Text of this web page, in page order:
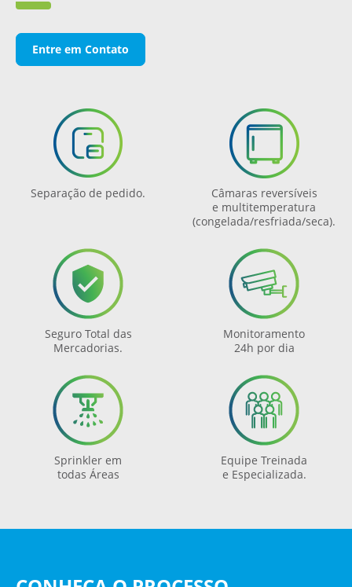
Entre em Contato
Separação de pedido.
Câmaras reversíveis
e multitemperatura
(congelada/resfriada/seca).
Seguro Total das
Mercadorias.
Monitoramento
24h por dia
Sprinkler em
todas Áreas
Equipe Treinada
e Especializada.